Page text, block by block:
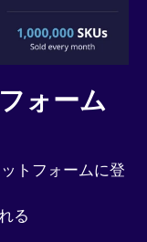
ォーム
トフォームに登
る